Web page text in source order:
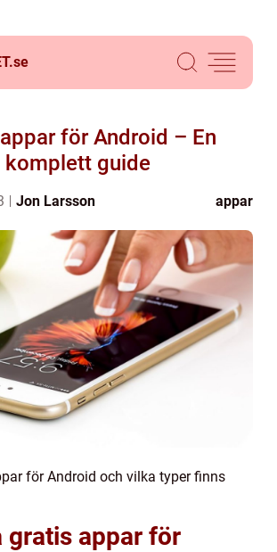
se
för Android – En
komplett guide
Jon Larsson appar
för Android och vilka typer finns
gratis appar för